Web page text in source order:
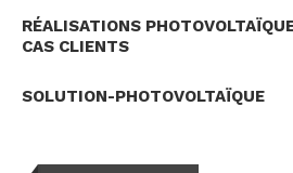
RÉALISATIONS
CAS CLIENTS
SOLUTION-PHOTOVOLTAÏQUE